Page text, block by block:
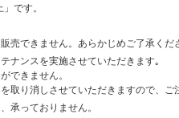
です。
売できません。あらかじめご了承くだ
ナンスを実施させていただきます｡
できません。
取り消しさせていただきますので、ご
承っておりません。